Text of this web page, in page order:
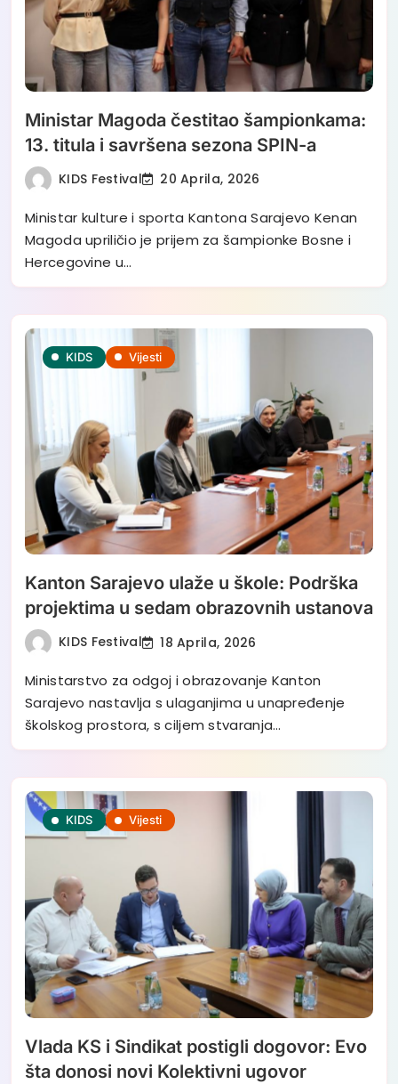
Ministar Magoda čestitao šampionkama:
13. titula i savršena sezona SPIN-a
KIDS Festival 20 Aprila, 2026
Ministar kulture i sporta Kantona Sarajevo Kenan
Magoda upriličio je prijem za šampionke Bosne i
Hercegovine u…
KIDS Vijesti
Kanton Sarajevo ulaže u škole: Podrška
projektima u sedam obrazovnih ustanova
KIDS Festival 18 Aprila, 2026
Ministarstvo za odgoj i obrazovanje Kanton
Sarajevo nastavlja s ulaganjima u unapređenje
školskog prostora, s ciljem stvaranja…
KIDS Vijesti
Vlada KS i Sindikat postigli dogovor: Evo
šta donosi novi Kolektivni ugovor